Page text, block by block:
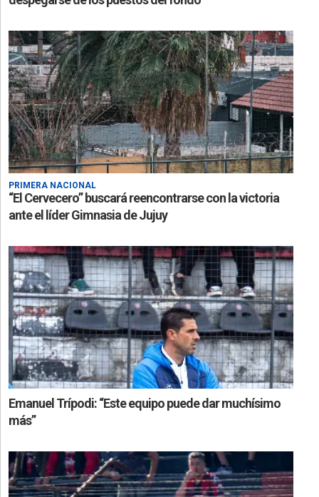
PRIMERA NACIONAL
“El Cervecero” buscará reencontrarse con la victoria
ante el líder Gimnasia de Jujuy
Emanuel Trípodi: “Este equipo puede dar muchísimo
más”